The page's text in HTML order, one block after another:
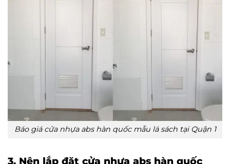
Báo giá cửa nhựa abs hàn quốc mẫu lá sách tại Quận 1
3. Nên lắp đặt cửa nhựa abs hàn quốc